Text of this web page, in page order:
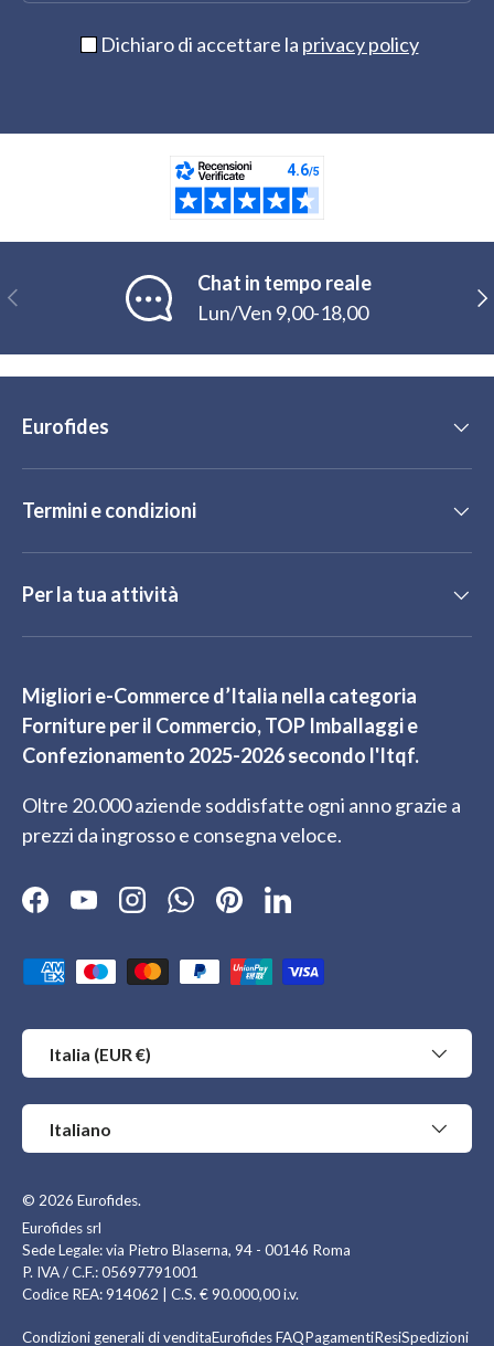
Dichiaro di accettare la privacy policy
Indietro
Chat in tempo reale
Lun/Ven 9,00-18,00
Eurofides
Termini e condizioni
Per la tua attività
Migliori e-Commerce d’Italia nella categoria
Forniture per il Commercio, TOP Imballaggi e
Confezionamento 2025-2026 secondo l'Itqf.
Oltre 20.000 aziende soddisfatte ogni anno grazie a
prezzi da ingrosso e consegna veloce.
Facebook
YouTubeInstagramWhatsApp
PinterestLinkedIn
Metodi di pagamento accettati
Paese/Regione
Italia (EUR €)
Lingua
Italiano
© 2026 Eurofides.
Eurofides srl
Sede Legale: via Pietro Blaserna, 94 - 00146 Roma
P. IVA / C.F.: 05697791001
Codice REA: 914062 | C.S. € 90.000,00 i.v.
Condizioni generali di venditaEurofides FAQPagamentiResiSpedizioni